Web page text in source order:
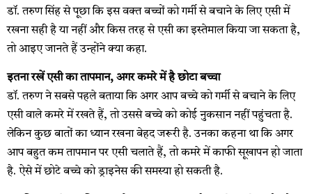
डॉ. तरुण सिंह से पूछा कि इस वक्त बच्चों को गर्मी से बचाने के लिए एसी में
रखना सही है या नहीं और किस तरह से एसी का इस्तेमाल किया जा सकता है,
तो आइए जानते हैं उन्होंने क्या कहा.
इतना रखें एसी का तापमान, अगर कमरे में है छोटा बच्चा
डॉ. तरुण ने सबसे पहले बताया कि अगर आप बच्चे को गर्मी से बचाने के लिए
एसी वाले कमरे में रखते हैं, तो उससे बच्चे को कोई नुकसान नहीं पहुंचता है.
लेकिन कुछ बातों का ध्यान रखना बेहद जरूरी है. उनका कहना था कि अगर
आप बहुत कम तापमान पर एसी चलाते हैं, तो कमरे में काफी सूखापन हो जाता
है. ऐसे में छोटे बच्चे को ड्राइनेस की समस्या हो सकती है.